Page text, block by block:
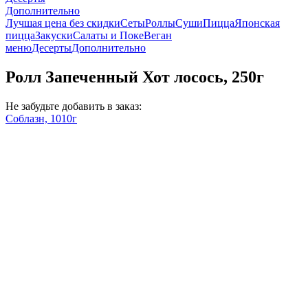
Дополнительно
Лучшая цена без скидкиСетыРоллыСушиПиццаЯпонская
пиццаЗакускиСалаты и ПокеВеган
менюДесертыДополнительно
Ролл Запеченный Хот лосось, 250г
Не забудьте добавить в заказ:
Соблазн, 1010г